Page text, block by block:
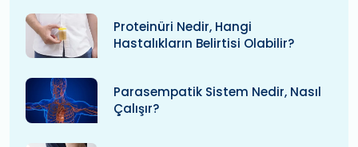
Proteinüri Nedir, Hangi
Hastalıkların Belirtisi Olabilir?
Parasempatik Sistem Nedir, Nasıl
Çalışır?